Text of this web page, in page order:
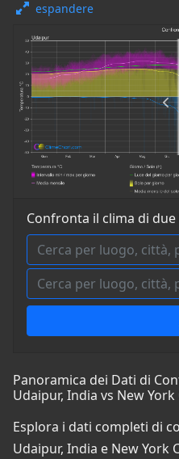
espandere
Confronta il clima di due
Panoramica dei Dati di
Udaipur, India vs New
Esplora i dati completi di
Udaipur, India e New York